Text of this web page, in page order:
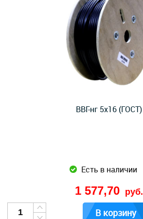
ВВГ-нг 5x16 (ГОСТ)
Есть в наличии
1 577,70 руб.
В корзину